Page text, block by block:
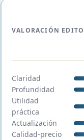
VALORACIÓN
Claridad
Profundidad
Utilidad
práctica
Actualización
Calidad-precio